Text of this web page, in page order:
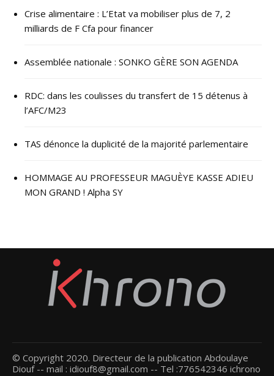
Crise alimentaire : L’Etat va mobiliser plus de 7, 2
milliards de F Cfa pour financer
Assemblée nationale : SONKO GÈRE SON AGENDA
RDC: dans les coulisses du transfert de 15 détenus à
l’AFC/M23
TAS dénonce la duplicité de la majorité parlementaire
HOMMAGE AU PROFESSEUR MAGUÈYE KASSE ADIEU
MON GRAND ! Alpha SY
© Copyright 2020. Directeur de la publication Abdoulaye
Diouf -- mail : idiouf8@gmail.com -- Tel :776542346 ichrono